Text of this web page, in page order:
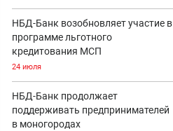
НБД-Банк возобновляет участие в
программе льготного
кредитования МСП
24 июля
НБД-Банк продолжает
поддерживать предпринимателей
в моногородах